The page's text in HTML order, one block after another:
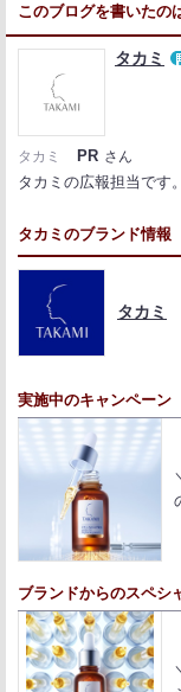
このブログを書いたの
タカミ
タカミ PR さん
タカミの広報担当です。
タカミのブランド情報
タカミ
実施中のキャンペーン
ブランドからのスペシ